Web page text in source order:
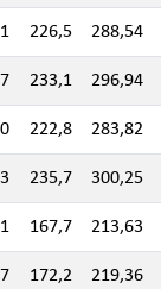
226,5 288,54
233,1 296,94
222,8 283,82
235,7 300,25
167,7 213,63
172,2 219,36